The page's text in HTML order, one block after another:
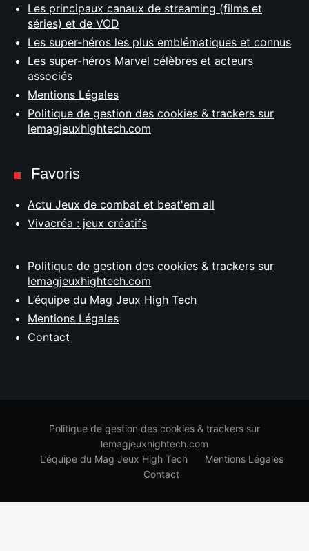
Les principaux canaux de streaming (films et
séries) et de VOD
Les super-héros les plus emblématiques et connus
Les super-héros Marvel célèbres et acteurs
associés
Mentions Légales
Politique de gestion des cookies & trackers sur
lemagjeuxhightech.com
Favoris
Actu Jeux de combat et beat'em all
Vivacréa : jeux créatifs
Politique de gestion des cookies & trackers sur
lemagjeuxhightech.com
L’équipe du Mag Jeux High Tech
Mentions Légales
Contact
Politique de gestion des cookies & trackers sur
lemagjeuxhightech.com
L’équipe du Mag Jeux High Tech
Mentions Légales
Contact